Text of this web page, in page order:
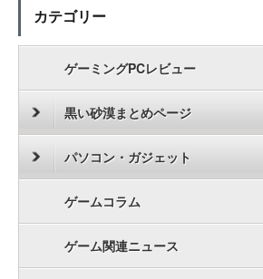
カテゴリー
ゲーミングPCレビュー
黒い砂漠まとめページ
パソコン・ガジェット
ゲームコラム
ゲーム関連ニュース